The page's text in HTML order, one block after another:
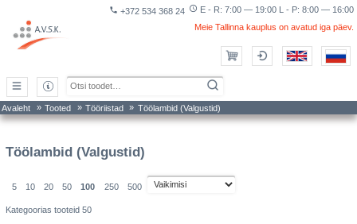
access_time E - R: 7:00 — 19:00 L - P: 8:00 — 16:00
phone +372 534 368 24
Meie Tallinna kauplus on avatud iga päev.
Avaleht » Tooted » Tööriistad » Töölambid (Valgustid)
Töölambid (Valgustid)
5 10 20 50 100 250 500
Kategoorias tooteid 50